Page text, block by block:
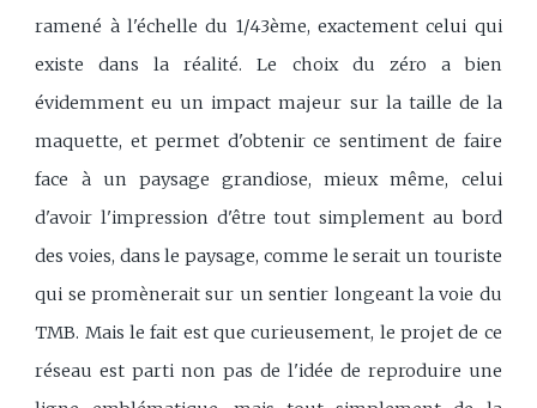
ramené à l'échelle du 1/43ème, exactement celui qui
existe dans la réalité. Le choix du zéro a bien
évidemment eu un impact majeur sur la taille de la
maquette, et permet d'obtenir ce sentiment de faire
face à un paysage grandiose, mieux même, celui
d'avoir l'impression d'être tout simplement au bord
des voies, dans le paysage, comme le serait un touriste
qui se promènerait sur un sentier longeant la voie du
TMB. Mais le fait est que curieusement, le projet de ce
réseau est parti non pas de l'idée de reproduire une